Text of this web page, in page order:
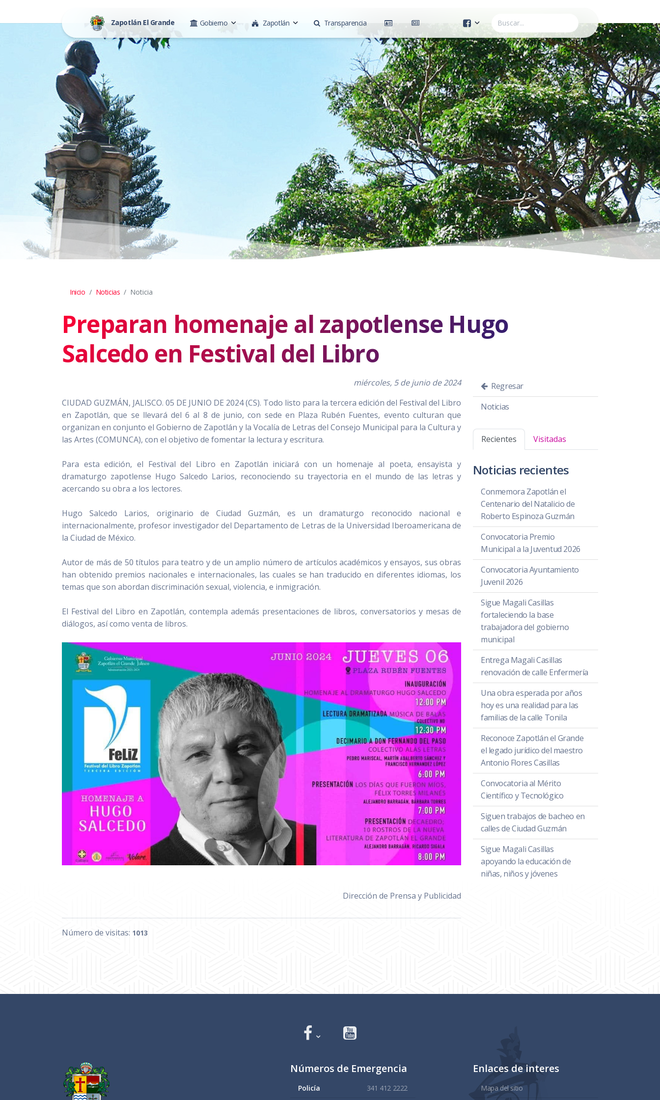
Zapotlán El Grande Gobierno Zapotlán Transparencia
Cuenta Oficial
Construcción de Comunidad
Servicios Públicos
Instituto de la Mujer
Tránsito y Vialidad
Gestión de la Ciudad
Youtube
Inicio Noticias Noticia
Preparan homenaje al zapotlense Hugo
Salcedo en Festival del Libro
miércoles, 5 de junio de 2024
CIUDAD GUZMÁN, JALISCO. 05 DE JUNIO DE 2024 (CS). Todo listo para la tercera edición del Festival del Libro
en Zapotlán, que se llevará del 6 al 8 de junio, con sede en Plaza Rubén Fuentes, evento culturan que
organizan en conjunto el Gobierno de Zapotlán y la Vocalía de Letras del Consejo Municipal para la Cultura y
las Artes (COMUNCA), con el objetivo de fomentar la lectura y escritura.
Para esta edición, el Festival del Libro en Zapotlán iniciará con un homenaje al poeta, ensayista y
dramaturgo zapotlense Hugo Salcedo Larios, reconociendo su trayectoria en el mundo de las letras y
acercando su obra a los lectores.
Hugo Salcedo Larios, originario de Ciudad Guzmán, es un dramaturgo reconocido nacional e
internacionalmente, profesor investigador del Departamento de Letras de la Universidad Iberoamericana de
la Ciudad de México.
Autor de más de 50 títulos para teatro y de un amplio número de artículos académicos y ensayos, sus obras
han obtenido premios nacionales e internacionales, las cuales se han traducido en diferentes idiomas, los
temas que son abordan discriminación sexual, violencia, e inmigración.
El Festival del Libro en Zapotlán, contempla además presentaciones de libros, conversatorios y mesas de
diálogos, así como venta de libros.
Dirección de Prensa y Publicidad
Número de visitas: 1013
Regresar
Noticias
Recientes Visitadas
Noticias recientes
Conmemora Zapotlán el
Centenario del Natalicio de
Roberto Espinoza Guzmán
Convocatoria Premio
Municipal a la Juventud 2026
Convocatoria Ayuntamiento
Juvenil 2026
Sigue Magali Casillas
fortaleciendo la base
trabajadora del gobierno
municipal
Entrega Magali Casillas
renovación de calle Enfermería
Una obra esperada por años
hoy es una realidad para las
familias de la calle Tonila
Reconoce Zapotlán el Grande
el legado jurídico del maestro
Antonio Flores Casillas
Convocatoria al Mérito
Científico y Tecnológico
Siguen trabajos de bacheo en
calles de Ciudad Guzmán
Sigue Magali Casillas
apoyando la educación de
niñas, niños y jóvenes
Números de Emergencia
Policía 341 412 2222
Enlaces de interes
Mapa del sitio